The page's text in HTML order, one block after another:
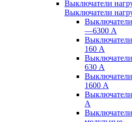
Выключатели
Выключатели
—6300 А
160 А
630 А
1600 А
А